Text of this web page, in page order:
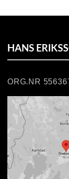
HANS
ORG.NR